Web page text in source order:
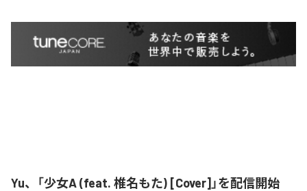
Yu、「少女A (feat. 椎名もた) [Cover]」を配信開始